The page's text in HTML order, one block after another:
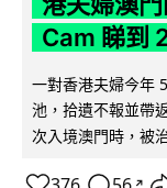
Cam 睇到
一對香港夫婦今年
池，拾遺不報並帶
次入境澳門時，被
↗